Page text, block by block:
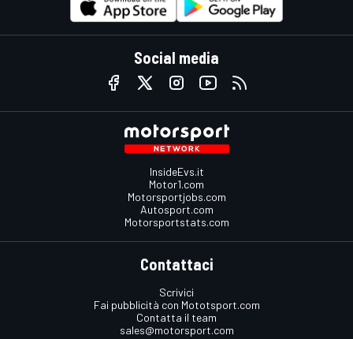
Social media
InsideEvs.it
Motor1.com
Motorsportjobs.com
Autosport.com
Motorsportstats.com
Contattaci
Scrivici
Fai pubblicità con Mototsport.com
Contatta il team
sales@motorsport.com